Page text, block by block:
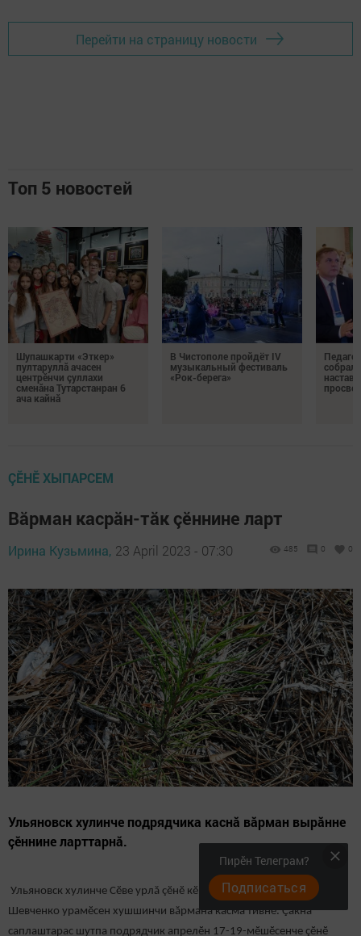
Перейти на страницу новости
Топ 5 новостей
Шупашкарти «Эткер»
пултаруллă ачасен
центрӗнчи çуллахи
сменăна Тутарстанран 6
ача кайнă
В Чистополе пройдёт IV
музыкальный фестиваль
«Рок-берега»
ÇӖНӖ ХЫПАРСЕМ
Вăрман касрăн-тăк çӗннине ларт
Ирина Кузьмина, 23 April 2023 - 07:30 485 0 0
Ульяновск хулинче подрядчика каснă вăрман вырăнне
çӗннине ларттарнă.
Ульяновск хулинче Сӗве урлă çӗнӗ кӗпер хывнă чух Аблуковпа
Шевченко урамӗсен хушшинчи вăрмана касма тивнӗ. Çакна
саплаштарас шутпа подрядчик апрелӗн 17-19-мӗшӗсенче çӗнӗ
Пирӗн Телеграм?
Подписаться